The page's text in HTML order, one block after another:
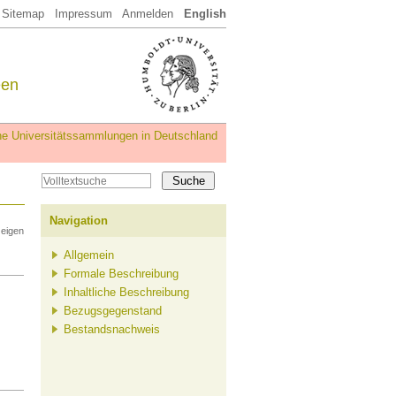
Sitemap Impressum Anmelden English
Universitätssammlungen in Deutschland
Navigation
Allgemein
Formale Beschreibung
Inhaltliche Beschreibung
Bezugsgegenstand
Bestandsnachweis